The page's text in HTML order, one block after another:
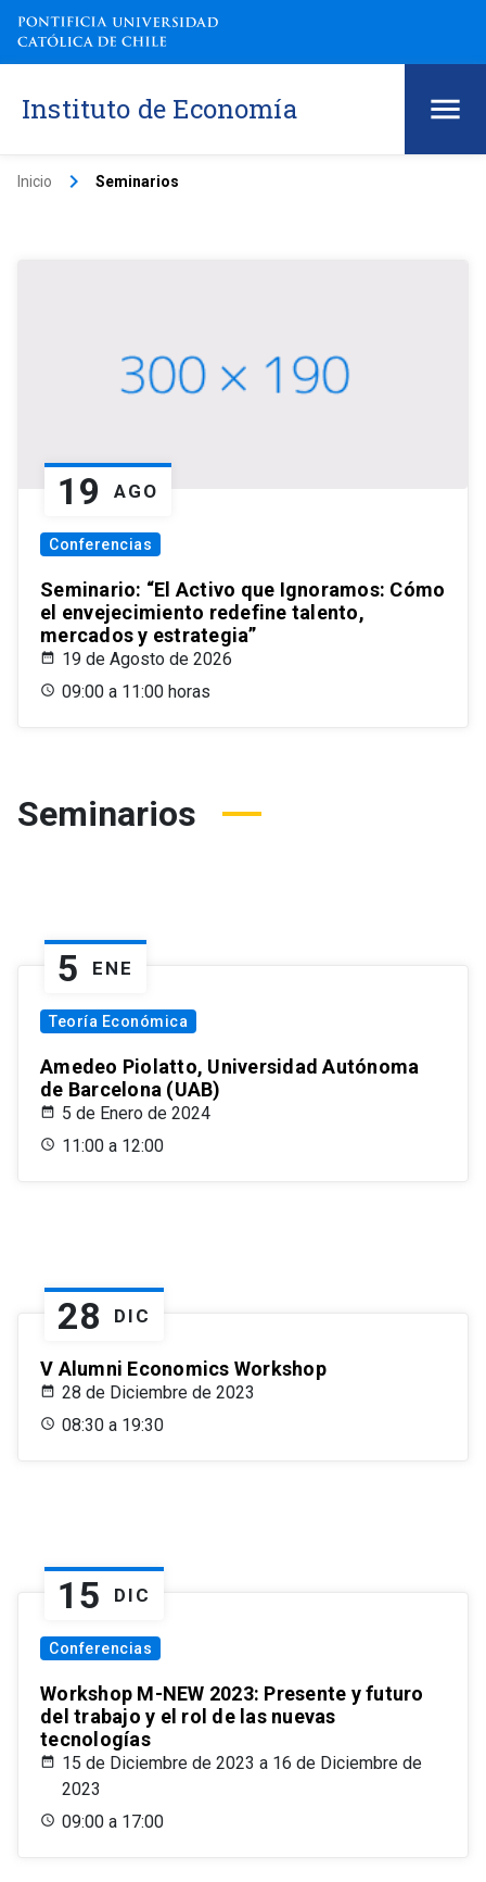
Instituto de Economía
Inicio keyboard_arrow_right Seminarios
19 AGO
Conferencias
Seminario: “El Activo que Ignoramos: Cómo
el envejecimiento redefine talento,
mercados y estrategia”
19 de Agosto de 2026
09:00 a 11:00 horas
Seminarios
5 ENE
Teoría Económica
Amedeo Piolatto, Universidad Autónoma
de Barcelona (UAB)
5 de Enero de 2024
11:00 a 12:00
28 DIC
V Alumni Economics Workshop
28 de Diciembre de 2023
08:30 a 19:30
15 DIC
Conferencias
Workshop M-NEW 2023: Presente y futuro
del trabajo y el rol de las nuevas
tecnologías
15 de Diciembre de 2023 a 16 de Diciembre de
2023
09:00 a 17:00